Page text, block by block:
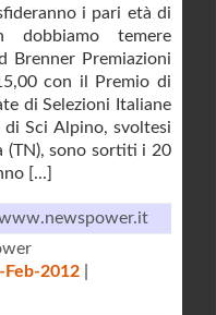
i pari età di
temere
Brenner Premiazioni
con il Premio di
di Selezioni Italiane
Sci Alpino, svoltesi
(TN), sono sortiti i 20
[...]
Feb-2012